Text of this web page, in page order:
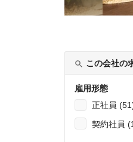
この会社の
雇用形態
正社員
契約社員